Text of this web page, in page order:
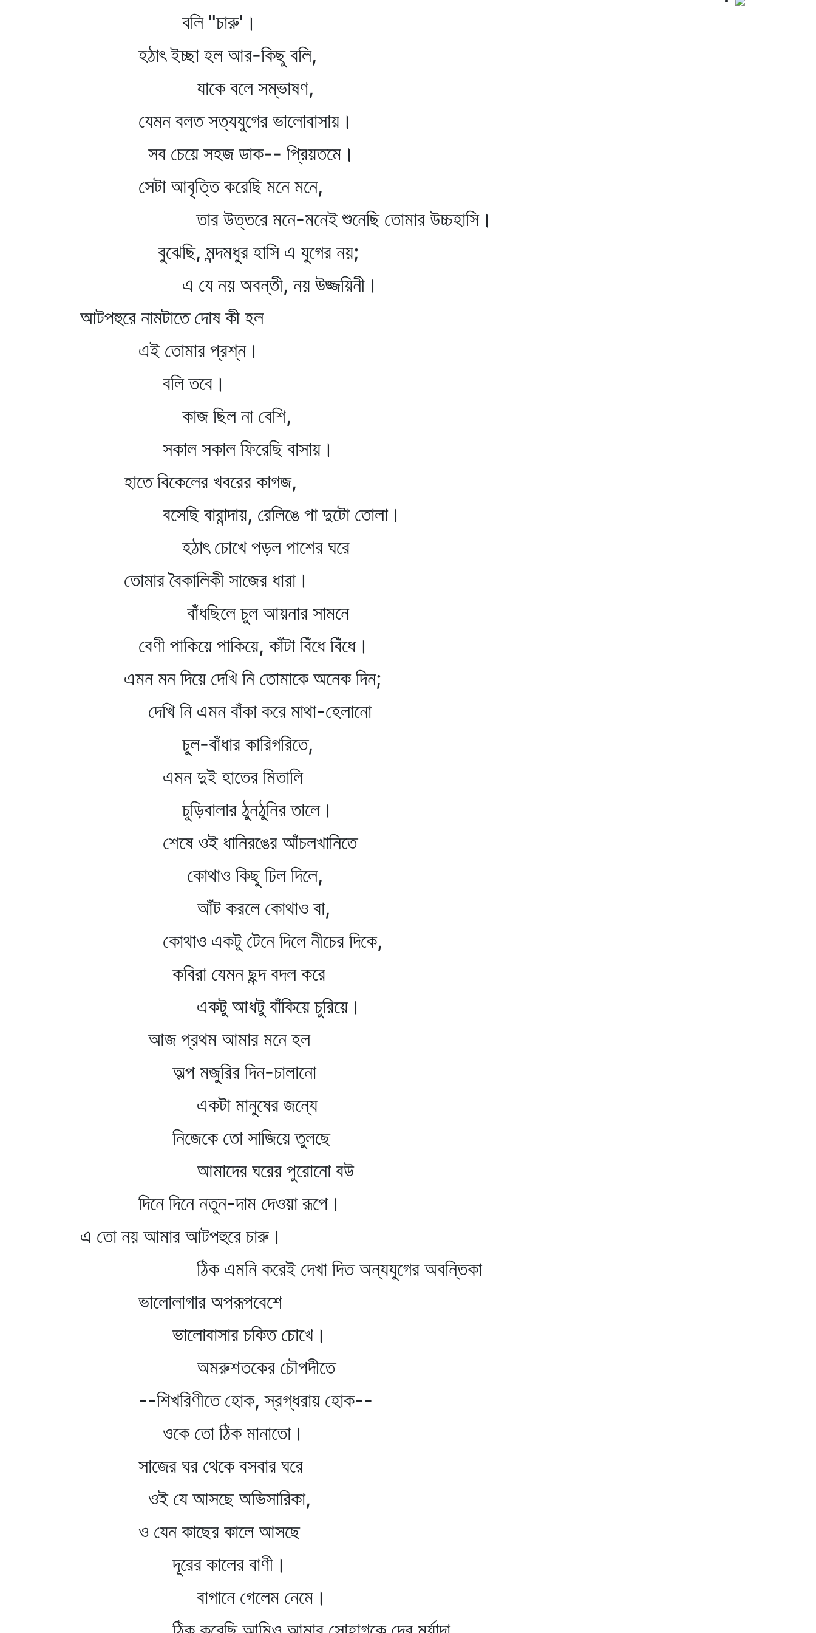
বলি "চারু'।
হঠাৎ ইচ্ছা হল আর-কিছু বলি,
যাকে বলে সম্ভাষণ,
যেমন বলত সত্যযুগের ভালোবাসায়।
সব চেয়ে সহজ ডাক-- প্রিয়তমে।
সেটা আবৃত্তি করেছি মনে মনে,
তার উত্তরে মনে-মনেই শুনেছি তোমার উচ্চহাসি।
বুঝেছি, মন্দমধুর হাসি এ যুগের নয়;
এ যে নয় অবন্তী, নয় উজ্জয়িনী।
আটপহুরে নামটাতে দোষ কী হল
এই তোমার প্রশ্ন।
বলি তবে।
কাজ ছিল না বেশি,
সকাল সকাল ফিরেছি বাসায়।
হাতে বিকেলের খবরের কাগজ,
বসেছি বারান্দায়, রেলিঙে পা দুটো তোলা।
হঠাৎ চোখে পড়ল পাশের ঘরে
তোমার বৈকালিকী সাজের ধারা।
বাঁধছিলে চুল আয়নার সামনে
বেণী পাকিয়ে পাকিয়ে, কাঁটা বিঁধে বিঁধে।
এমন মন দিয়ে দেখি নি তোমাকে অনেক দিন;
দেখি নি এমন বাঁকা করে মাথা-হেলানো
চুল-বাঁধার কারিগরিতে,
এমন দুই হাতের মিতালি
চুড়িবালার ঠুনঠুনির তালে।
শেষে ওই ধানিরঙের আঁচলখানিতে
কোথাও কিছু ঢিল দিলে,
আঁট করলে কোথাও বা,
কোথাও একটু টেনে দিলে নীচের দিকে,
কবিরা যেমন ছন্দ বদল করে
একটু আধটু বাঁকিয়ে চুরিয়ে।
আজ প্রথম আমার মনে হল
অল্প মজুরির দিন-চালানো
একটা মানুষের জন্যে
নিজেকে তো সাজিয়ে তুলছে
আমাদের ঘরের পুরোনো বউ
দিনে দিনে নতুন-দাম দেওয়া রূপে।
এ তো নয় আমার আটপহুরে চারু।
ঠিক এমনি করেই দেখা দিত অন্যযুগের অবন্তিকা
ভালোলাগার অপরূপবেশে
ভালোবাসার চকিত চোখে।
অমরুশতকের চৌপদীতে
--শিখরিণীতে হোক, স্রগ্ধরায় হোক--
ওকে তো ঠিক মানাতো।
সাজের ঘর থেকে বসবার ঘরে
ওই যে আসছে অভিসারিকা,
ও যেন কাছের কালে আসছে
দূরের কালের বাণী।
বাগানে গেলেম নেমে।